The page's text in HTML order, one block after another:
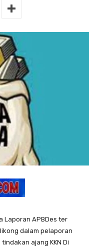
Laporan APBDes ter
dalam pelaporan
ajang KKN Di